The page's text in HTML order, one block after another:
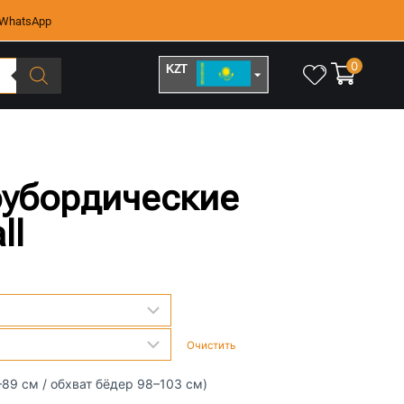
KZT 0
Очистить
см / обхват бёдер 98–103 см)